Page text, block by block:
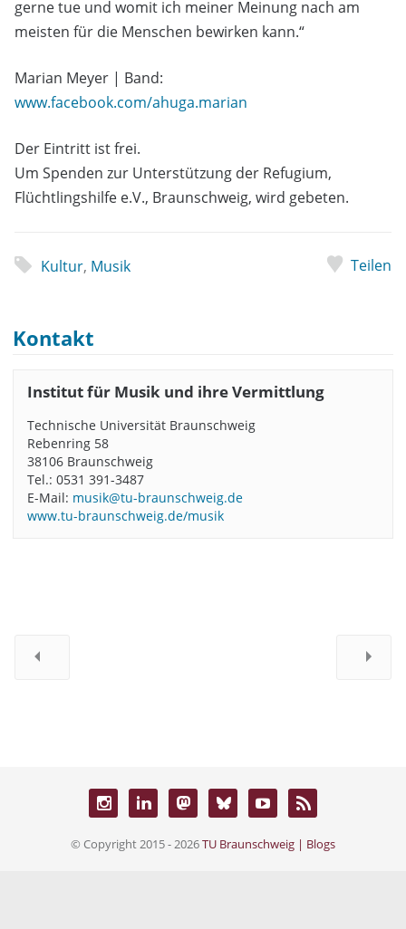
gerne tue und womit ich meiner Meinung nach am
meisten für die Menschen bewirken kann.“
Marian Meyer | Band:
www.facebook.com/ahuga.marian
Der Eintritt ist frei.
Um Spenden zur Unterstützung der Refugium,
Flüchtlingshilfe e.V., Braunschweig, wird gebeten.
Kultur, Musik Teilen
Kontakt
Institut für Musik und ihre Vermittlung
Technische Universität Braunschweig
Rebenring 58
38106 Braunschweig
Tel.: 0531 391-3487
E-Mail: musik@tu-braunschweig.de
www.tu-braunschweig.de/musik
© Copyright 2015 - 2026TU Braunschweig | Blogs